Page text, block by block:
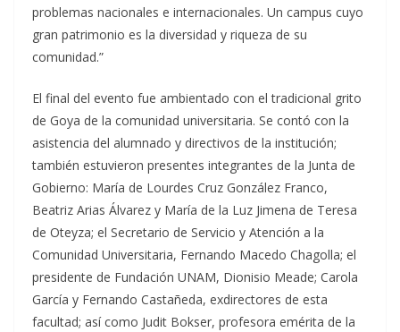
problemas nacionales e internacionales. Un campus cuyo
gran patrimonio es la diversidad y riqueza de su
comunidad.”
El final del evento fue ambientado con el tradicional grito
de Goya de la comunidad universitaria. Se contó con la
asistencia del alumnado y directivos de la institución;
también estuvieron presentes integrantes de la Junta de
Gobierno: María de Lourdes Cruz González Franco,
Beatriz Arias Álvarez y María de la Luz Jimena de Teresa
de Oteyza; el Secretario de Servicio y Atención a la
Comunidad Universitaria, Fernando Macedo Chagolla; el
presidente de Fundación UNAM, Dionisio Meade; Carola
García y Fernando Castañeda, exdirectores de esta
facultad; así como Judit Bokser, profesora emérita de la